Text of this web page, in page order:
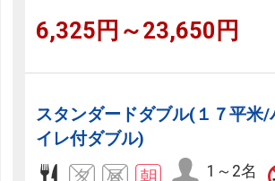
6,325円～23,650円
スタンダードダブル(１７平米/
イレ付ダブル)
1～2名